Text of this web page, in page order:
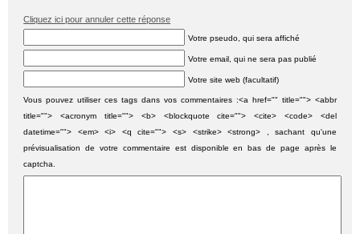
Cliquez ici pour annuler cette réponse
Votre pseudo, qui sera affiché
Votre email, qui ne sera pas publié
Votre site web (facultatif)
Vous pouvez utiliser ces tags dans vos commentaires :<a href="" title=""> <abbr
title=""> <acronym title=""> <b> <blockquote cite=""> <cite> <code> <del
datetime=""> <em> <i> <q cite=""> <s> <strike> <strong> , sachant qu'une
prévisualisation de votre commentaire est disponible en bas de page après le
captcha.